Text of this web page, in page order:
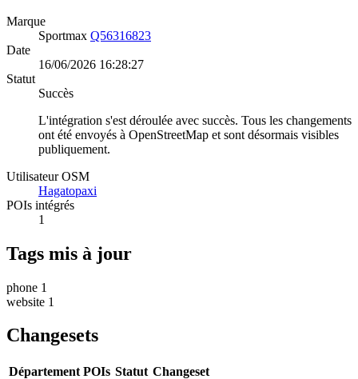
Marque
Sportmax Q56316823
Date
16/06/2026 16:28:27
Statut
Succès
L'intégration s'est déroulée avec succès. Tous les changements
ont été envoyés à OpenStreetMap et sont désormais visibles
publiquement.
Utilisateur OSM
Hagatopaxi
POIs intégrés
1
Tags mis à jour
phone 1
website 1
Changesets
Département POIs Statut Changeset